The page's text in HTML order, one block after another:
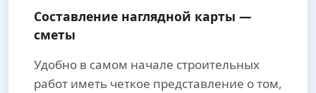
Составление наглядной карты —
сметы
Удобно в самом начале строительных
работ иметь четкое представление о том,